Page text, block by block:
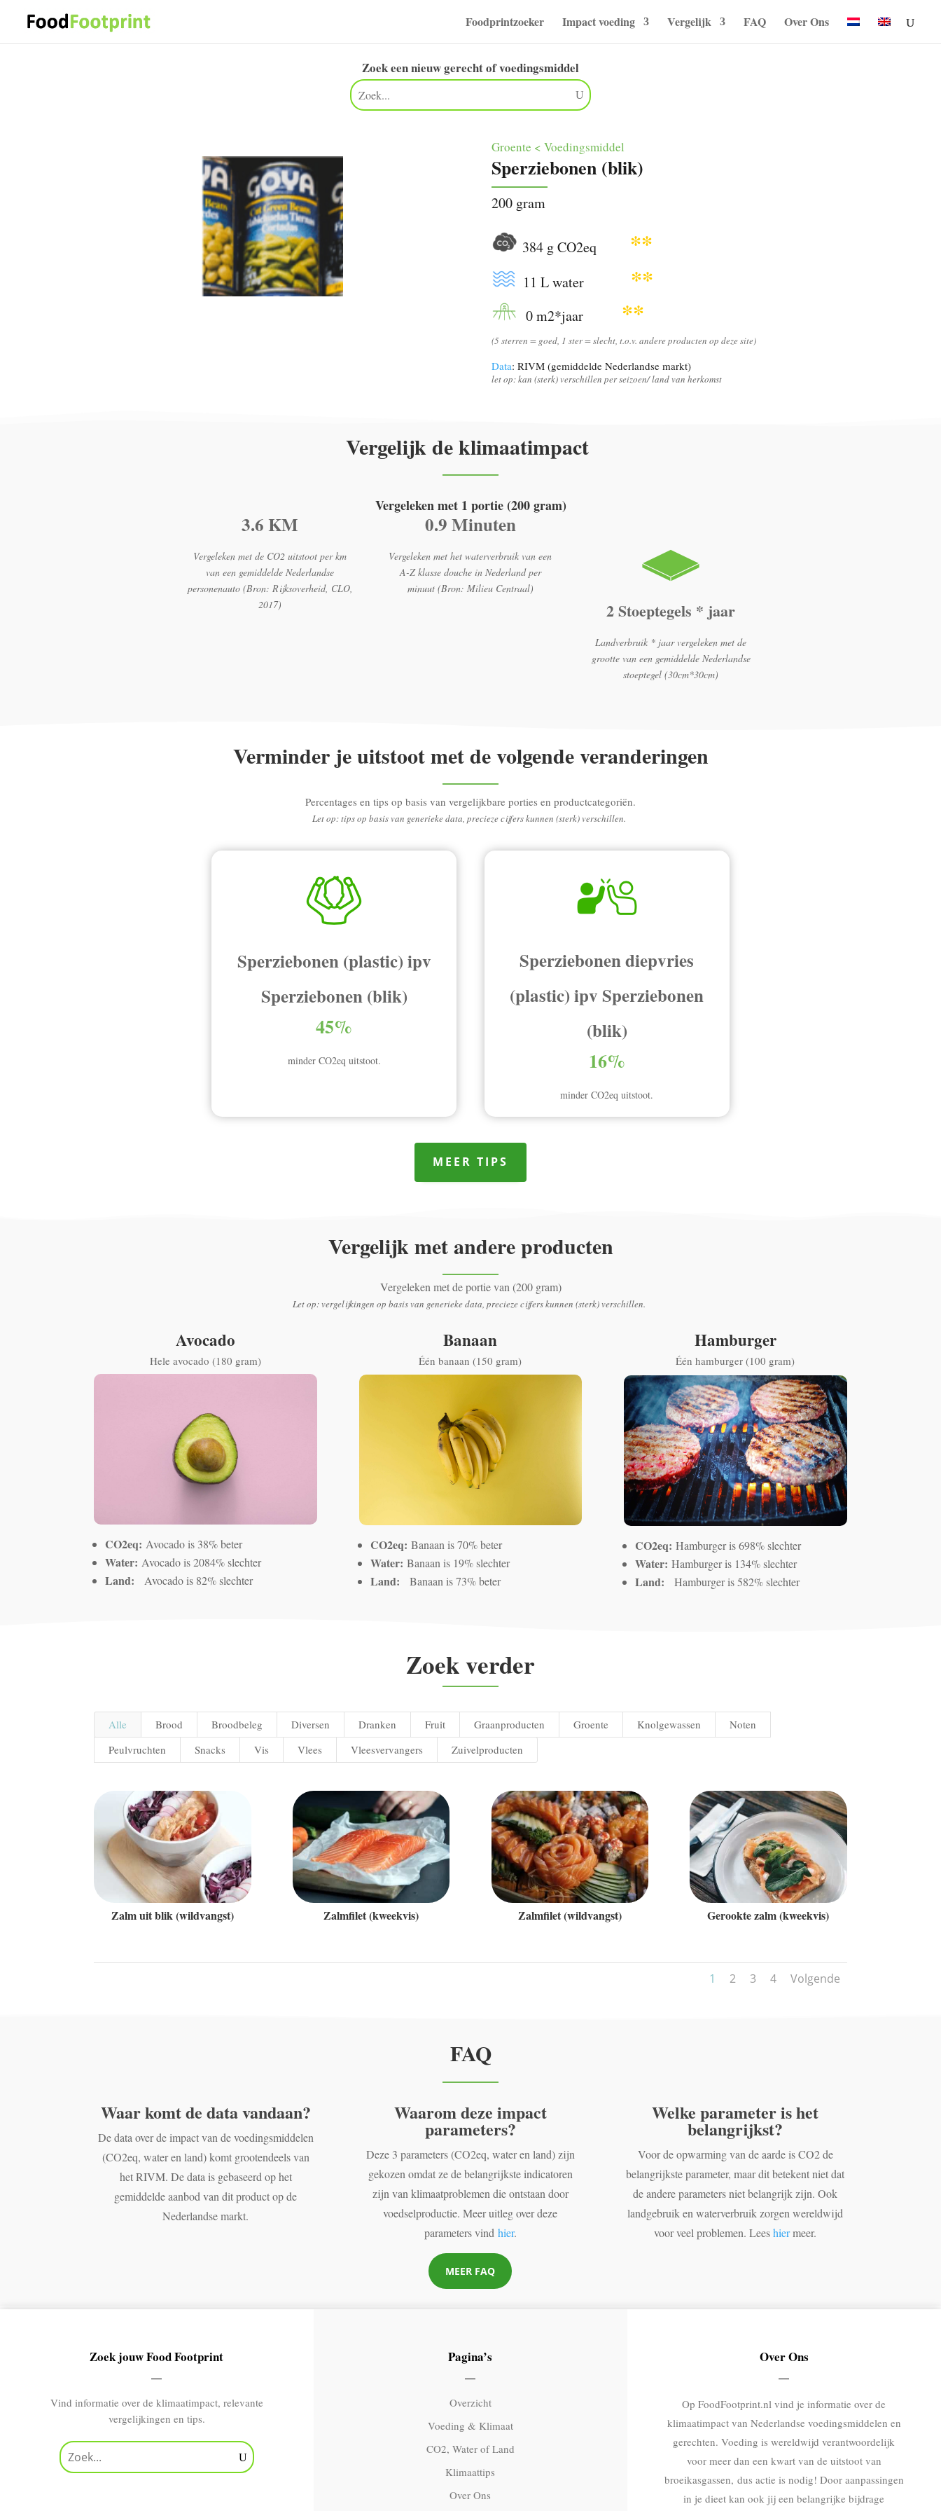
Foodprintzoeker Impact voeding Vergelijk FAQ Over Ons
Zoek een nieuw gerecht of voedingsmiddel
Groente < Voedingsmiddel
Sperziebonen (blik)
200 gram
384 g CO2eq **
11 L water **
0 m2*jaar **
(5 sterren = goed, 1 ster = slecht, t.o.v. andere producten op deze site)
Data: RIVM (gemiddelde Nederlandse markt)
let op: kan (sterk) verschillen per seizoen/ land van herkomst
Vergelijk de klimaatimpact
Vergeleken met 1 portie (200 gram)
3.6 KM
Vergeleken met de CO2 uitstoot per km
van een gemiddelde Nederlandse
personenauto (Bron: Rijksoverheid, CLO,
2017)
0.9 Minuten
Vergeleken met het waterverbruik van een
A-Z klasse douche in Nederland per
minuut (Bron: Milieu Centraal)
2 Stoeptegels * jaar
Landverbruik * jaar vergeleken met de
grootte van een gemiddelde Nederlandse
stoeptegel (30cm*30cm)
Verminder je uitstoot met de volgende veranderingen
Percentages en tips op basis van vergelijkbare porties en productcategoriën.
Let op: tips op basis van generieke data, precieze cijfers kunnen (sterk) verschillen.
Sperziebonen (plastic) ipv
Sperziebonen (blik)
45%
minder CO2eq uitstoot.
Sperziebonen diepvries
(plastic) ipv Sperziebonen
(blik)
16%
minder CO2eq uitstoot.
MEER TIPS
Vergelijk met andere producten
Vergeleken met de portie van (200 gram)
Let op: vergelijkingen op basis van generieke data, precieze cijfers kunnen (sterk) verschillen.
Avocado
Hele avocado (180 gram)
CO2eq:Avocado is 38% beter
Water:Avocado is 2084% slechter
Land:Avocado is 82% slechter
Banaan
Één banaan (150 gram)
CO2eq: Banaan is 70% beter
Water: Banaan is 19% slechter
Land: Banaan is 73% beter
Hamburger
Één hamburger (100 gram)
CO2eq: Hamburger is 698% slechter
Water: Hamburger is 134% slechter
Land: Hamburger is 582% slechter
Zoek verder
Alle Brood Broodbeleg Diversen Dranken Fruit Graanproducten Groente Knolgewassen
Noten
Peulvruchten
Snacks Vis Vlees Vleesvervangers Zuivelproducten
Zalm uit blik (wildvangst) Zalmfilet (kweekvis) Zalmfilet (wildvangst) Gerookte zalm (kweekvis)
1 2 3 4 Volgende
FAQ
Waar komt de data vandaan?
De data over de impact van de voedingsmiddelen
(CO2eq, water en land) komt grootendeels van
het RIVM. De data is gebaseerd op het
gemiddelde aanbod van dit product op de
Nederlandse markt.
Waarom deze impact
parameters?
Deze 3 parameters (CO2eq, water en land) zijn
gekozen omdat ze de belangrijkste indicatoren
zijn van klimaatproblemen die ontstaan door
voedselproductie. Meer uitleg over deze
parameters vind hier.
Welke parameter is het
belangrijkst?
Voor de opwarming van de aarde is CO2 de
belangrijkste parameter, maar dit betekent niet dat
de andere parameters niet belangrijk zijn. Ook
landgebruik en waterverbruik zorgen wereldwijd
voor veel problemen. Leeshiermeer.
MEER FAQ
Zoek jouw Food Footprint
Vind informatie over de klimaatimpact, relevante
vergelijkingen en tips.
Pagina’s
Overzicht
Voeding & Klimaat
CO2, Water of Land
Klimaattips
Over Ons
Over Ons
Op FoodFootprint.nl vind je informatie over de
klimaatimpact van Nederlandse voedingsmiddelen en
gerechten. Voeding is wereldwijd verantwoordelijk
voor meer dan een kwart van de uitstoot van
broeikasgassen, dus actie is nodig! Door aanpassingen
in je dieet kan ook jij een belangrijke bijdrage